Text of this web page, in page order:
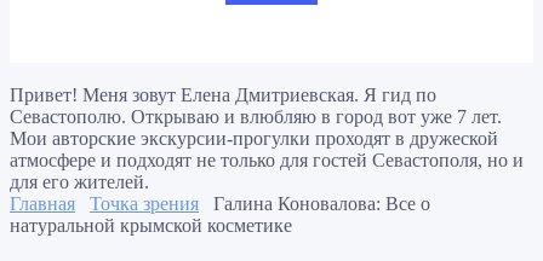
Привет! Меня зовут Елена Дмитриевская. Я гид по
Севастополю. Открываю и влюбляю в город вот уже 7 лет.
Мои авторские экскурсии-прогулки проходят в дружеской
атмосфере и подходят не только для гостей Севастополя, но и
для его жителей.
Главная
Точка зрения
Галина Коновалова: Все о
натуральной крымской косметике